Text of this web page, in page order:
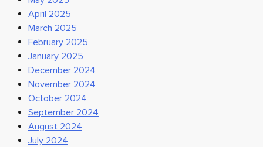
April 2025
March 2025
February 2025
January 2025
December 2024
November 2024
October 2024
September 2024
August 2024
July 2024